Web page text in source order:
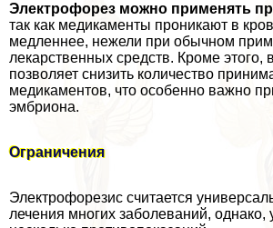
Электрофорез можно применять
так как медикаменты проникают в
медленнее, нежели при обычном
лекарственных средств. Кроме этого,
позволяет снизить количество
медикаментов, что особенно важно
эмбриона.
Ограничения
Электрофорезис считается
лечения многих заболеваний, однако,